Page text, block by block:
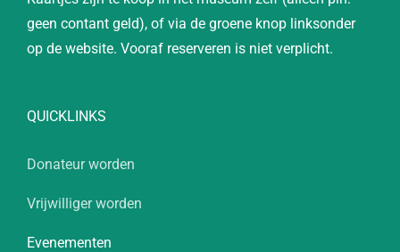
geen contant geld), of via de groene knop linksonder
op de website. Vooraf reserveren is niet verplicht.
QUICKLINKS
Donateur worden
Vrijwilliger worden
Evenementen